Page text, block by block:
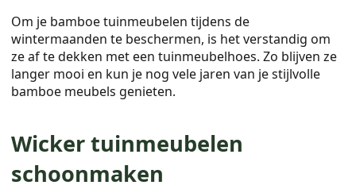
Om je bamboe tuinmeubelen tijdens de
wintermaanden te beschermen, is het verstandig om
ze af te dekken met een tuinmeubelhoes. Zo blijven ze
langer mooi en kun je nog vele jaren van je stijlvolle
bamboe meubels genieten.
Wicker tuinmeubelen
schoonmaken